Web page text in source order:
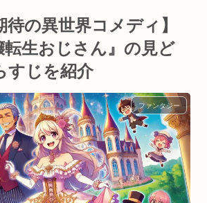
待の異世界コメディ】
転生おじさん』の見ど
すじを紹介
ファンタジー